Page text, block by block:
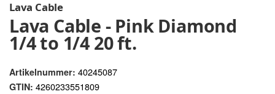
Lava Cable
Lava Cable - Pink Diamond
1/4 to 1/4 20 ft.
Artikelnummer: 40245087
GTIN: 4260233551809